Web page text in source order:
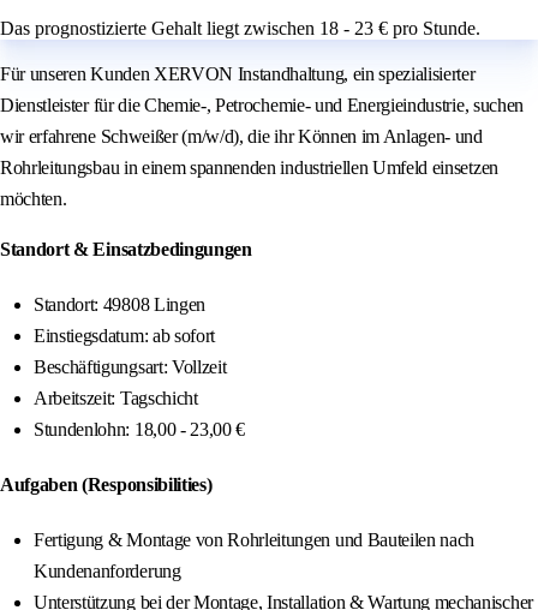
Das prognostizierte Gehalt liegt zwischen 18 - 23 € pro Stunde.
Für unseren Kunden XERVON Instandhaltung, ein spezialisierter
Dienstleister für die Chemie-, Petrochemie- und Energieindustrie, suchen
wir erfahrene Schweißer (m/w/d), die ihr Können im Anlagen- und
Rohrleitungsbau in einem spannenden industriellen Umfeld einsetzen
möchten.
Standort & Einsatzbedingungen
Standort: 49808 Lingen
Einstiegsdatum: ab sofort
Beschäftigungsart: Vollzeit
Arbeitszeit: Tagschicht
Stundenlohn: 18,00 - 23,00 €
Aufgaben (Responsibilities)
Fertigung & Montage von Rohrleitungen und Bauteilen nach
Kundenanforderung
Unterstützung bei der Montage, Installation & Wartung mechanischer